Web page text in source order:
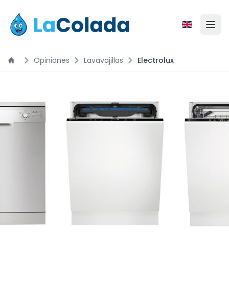
Opiniones Lavavajillas Electrolux